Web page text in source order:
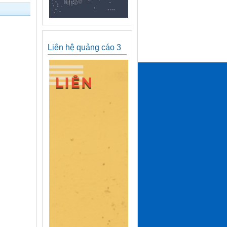
Liên hệ quảng cáo 3